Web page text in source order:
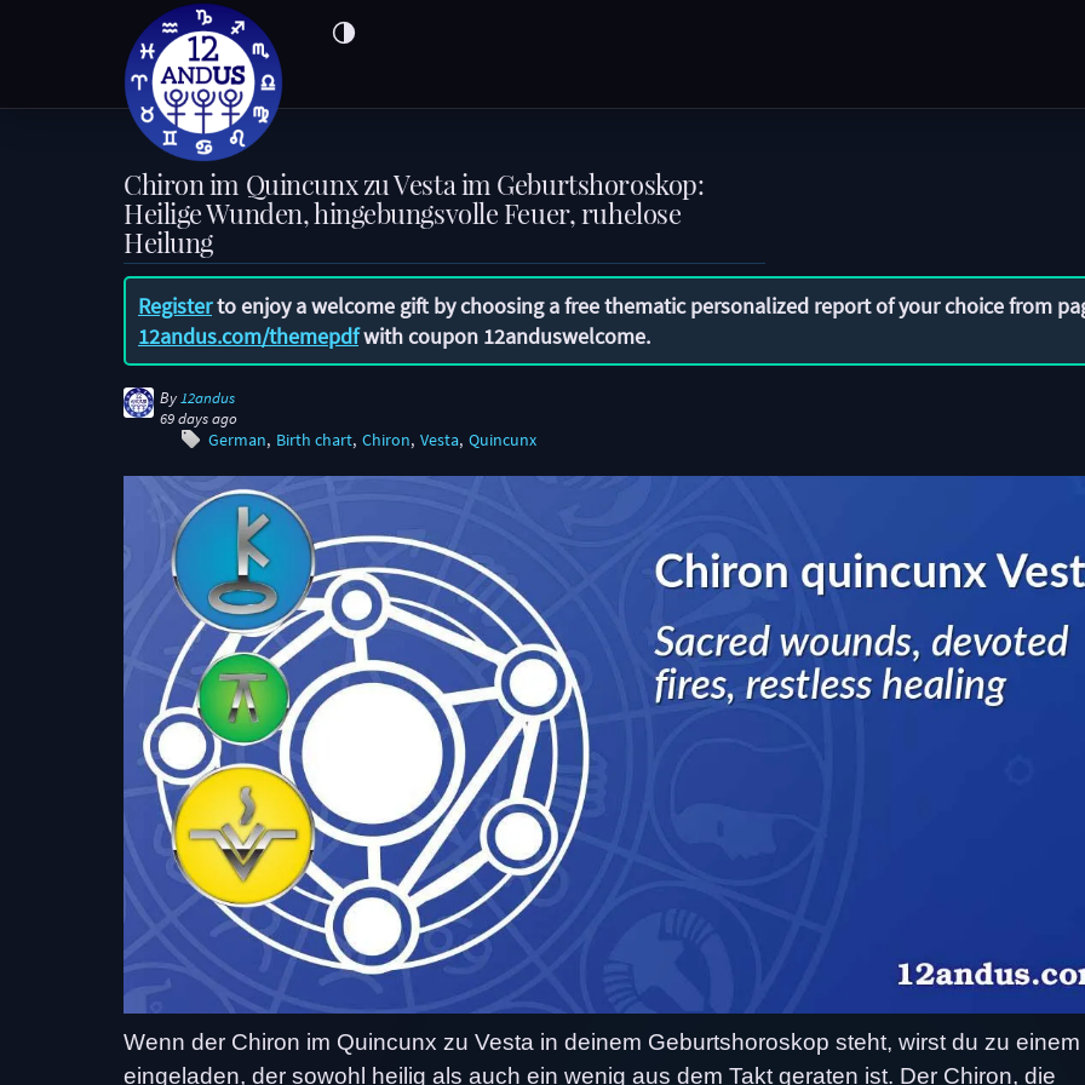
Chiron im Quincunx zu Vesta im Geburtshoroskop:
Heilige Wunden, hingebungsvolle Feuer, ruhelose
Heilung
Registerto enjoy a welcome gift by choosing a free thematic personalized report of your choice from
12andus.com/themepdfwith coupon 12anduswelcome.
By 12andus
69 days ago
German Birth chart Chiron Vesta Quincunx
Wenn der Chiron im Quincunx zu Vesta in deinem Geburtshoroskop steht, wirst du zu einem
eingeladen, der sowohl heilig als auch ein wenig aus dem Takt geraten ist. Der Chiron, die